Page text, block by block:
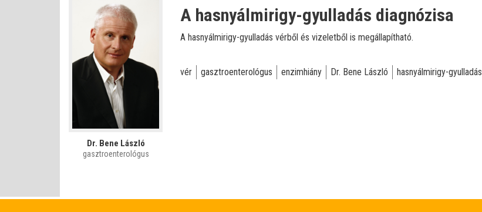
Dr. Bene László
gasztroenterológus
A hasnyálmirigy-gyulladás diagnózisa
A hasnyálmirigy-gyulladás vérből és vizeletből is megállapítható.
vér gasztroenterológus enzimhiány Dr. Bene László hasnyálmirigy-gyulladás